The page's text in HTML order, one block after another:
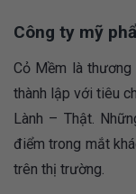
Công ty mỹ
Cỏ Mềm là
thành lập với tiêu
Lành – Thật.
điểm trong mắt
trên thị trường.